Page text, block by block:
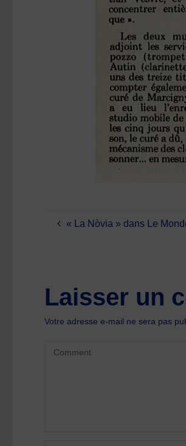
« La Nòvia » dans Le
Laisser un
Votre adresse e-mail ne sera pas